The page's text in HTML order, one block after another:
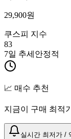
29,900원
쿠스피 지수
83
7일 추세 안정적
📈 매수 추천
지금이 구매 최적
실시간 최저가 /